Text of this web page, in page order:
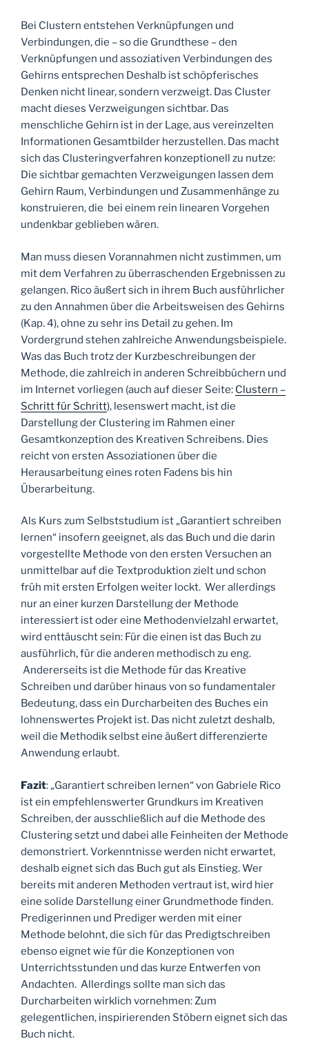
Bei Clustern entstehen Verknüpfungen und
Verbindungen, die – so die Grundthese – den
Verknüpfungen und assoziativen Verbindungen des
Gehirns entsprechen Deshalb ist schöpferisches
Denken nicht linear, sondern verzweigt. Das Cluster
macht dieses Verzweigungen sichtbar. Das
menschliche Gehirn ist in der Lage, aus vereinzelten
Informationen Gesamtbilder herzustellen. Das macht
sich das Clusteringverfahren konzeptionell zu nutze:
Die sichtbar gemachten Verzweigungen lassen dem
Gehirn Raum, Verbindungen und Zusammenhänge zu
konstruieren, die bei einem rein linearen Vorgehen
undenkbar geblieben wären.
Man muss diesen Vorannahmen nicht zustimmen, um
mit dem Verfahren zu überraschenden Ergebnissen zu
gelangen. Rico äußert sich in ihrem Buch ausführlicher
zu den Annahmen über die Arbeitsweisen des Gehirns
(Kap. 4), ohne zu sehr ins Detail zu gehen. Im
Vordergrund stehen zahlreiche Anwendungsbeispiele.
Was das Buch trotz der Kurzbeschreibungen der
Methode, die zahlreich in anderen Schreibbüchern und
im Internet vorliegen (auch auf dieser Seite: Clustern –
Schritt für Schritt), lesenswert macht, ist die
Darstellung der Clustering im Rahmen einer
Gesamtkonzeption des Kreativen Schreibens. Dies
reicht von ersten Assoziationen über die
Herausarbeitung eines roten Fadens bis hin
Überarbeitung.
Als Kurs zum Selbststudium ist „Garantiert schreiben
lernen“ insofern geeignet, als das Buch und die darin
vorgestellte Methode von den ersten Versuchen an
unmittelbar auf die Textproduktion zielt und schon
früh mit ersten Erfolgen weiter lockt. Wer allerdings
nur an einer kurzen Darstellung der Methode
interessiert ist oder eine Methodenvielzahl erwartet,
wird enttäuscht sein: Für die einen ist das Buch zu
ausführlich, für die anderen methodisch zu eng.
Andererseits ist die Methode für das Kreative
Schreiben und darüber hinaus von so fundamentaler
Bedeutung, dass ein Durcharbeiten des Buches ein
lohnenswertes Projekt ist. Das nicht zuletzt deshalb,
weil die Methodik selbst eine äußert differenzierte
Anwendung erlaubt.
Fazit: „Garantiert schreiben lernen“ von Gabriele Rico
ist ein empfehlenswerter Grundkurs im Kreativen
Schreiben, der ausschließlich auf die Methode des
Clustering setzt und dabei alle Feinheiten der Methode
demonstriert. Vorkenntnisse werden nicht erwartet,
deshalb eignet sich das Buch gut als Einstieg. Wer
bereits mit anderen Methoden vertraut ist, wird hier
eine solide Darstellung einer Grundmethode finden.
Predigerinnen und Prediger werden mit einer
Methode belohnt, die sich für das Predigtschreiben
ebenso eignet wie für die Konzeptionen von
Unterrichtsstunden und das kurze Entwerfen von
Andachten. Allerdings sollte man sich das
Durcharbeiten wirklich vornehmen: Zum
gelegentlichen, inspirierenden Stöbern eignet sich das
Buch nicht.